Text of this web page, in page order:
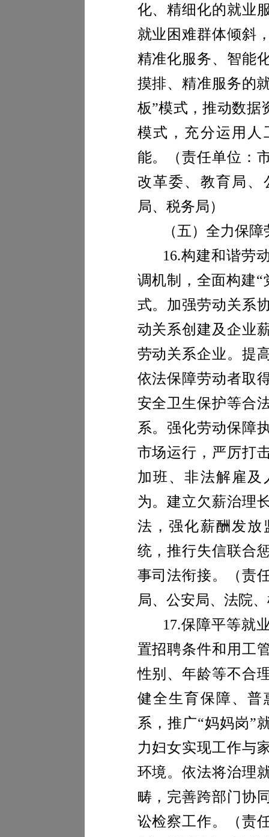
化、精细化的就业
就业困难群体倾斜
精准化服务、智能
摸排、精准服务的
板”模式，推动数据
模式，充分运用人
能。
（责任单位：
改革委、教育 局 、
局、税务局）
（五）全力保
16.构建和谐劳
调机制，全面构建“
式。加强劳动关系
动关系创建及企业
劳动关系企业。提
依法保障劳动者取
安全卫生保护等合
系。强化劳动保障
市场运行，严厉打
加班、非法解雇
为。建立欠薪治理
法，强化薪酬发放
统，推行失信联合
事司法衔接。
（责
局、公安局、法院
17.保障平等就
置招聘条件和用工
性别、年龄等不合
健全生育保障、普
系， 推广“妈妈岗”
力妇女实现工作与
环境。依法将治理
畴，完善跨部门协
讼检察工作。
（责